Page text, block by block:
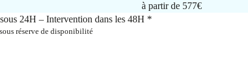
à partir de 577€
24H – Intervention dans les 48H *
réserve de disponibilité